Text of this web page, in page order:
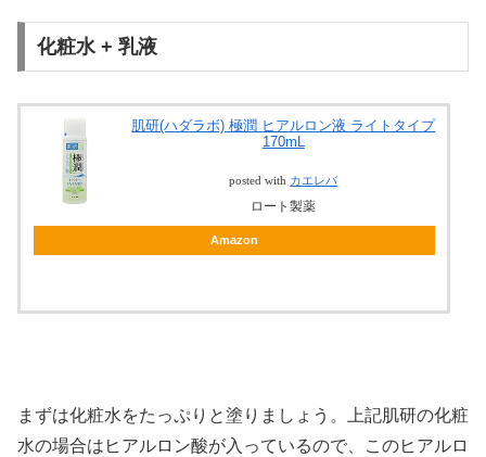
化粧水 + 乳液
肌研(ハダラボ) 極潤 ヒアルロン液 ライトタイプ
170mL
posted with カエレバ
ロート製薬
Amazon
まずは化粧水をたっぷりと塗りましょう。上記肌研の化粧
水の場合はヒアルロン酸が入っているので、このヒアルロ